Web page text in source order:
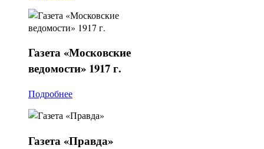
Газета«Московские
ведомости» 1917 г.
Подробнее
Газета«Правда»